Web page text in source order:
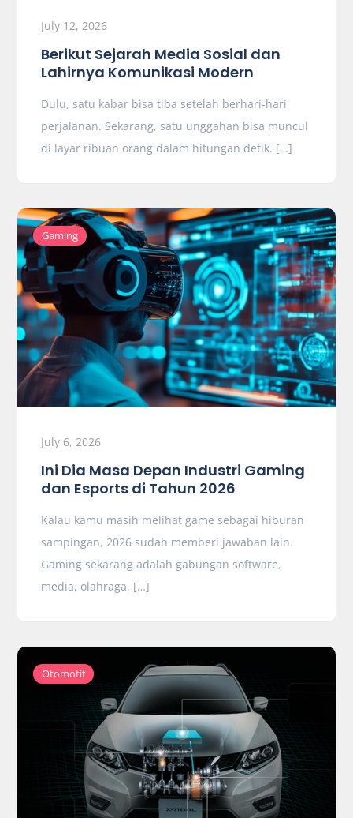
July 12, 2026
Berikut Sejarah Media Sosial dan
Lahirnya Komunikasi Modern
Dulu, satu kabar bisa tiba setelah berhari-hari
perjalanan. Sekarang, satu unggahan bisa muncul
di layar ribuan orang dalam hitungan detik. […]
Gaming
July 6, 2026
Ini Dia Masa Depan Industri Gaming
dan Esports di Tahun 2026
Kalau kamu masih melihat game sebagai hiburan
sampingan, 2026 sudah memberi jawaban lain.
Gaming sekarang adalah gabungan software,
media, olahraga, […]
Otomotif